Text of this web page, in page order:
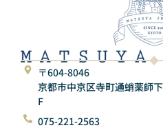
〒604-8046
京都市中京区寺町通蛸薬師
F
075-221-2563